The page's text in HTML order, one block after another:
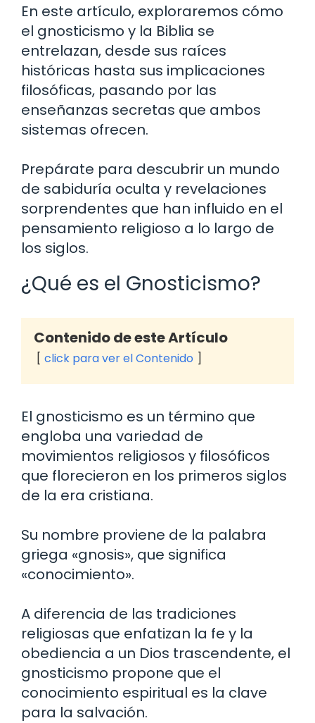
En este artículo, exploraremos cómo
el gnosticismo y la Biblia se
entrelazan, desde sus raíces
históricas hasta sus implicaciones
filosóficas, pasando por las
enseñanzas secretas que ambos
sistemas ofrecen.
Prepárate para descubrir un mundo
de sabiduría oculta y revelaciones
sorprendentes que han influido en el
pensamiento religioso a lo largo de
los siglos.
¿Qué es el Gnosticismo?
Contenido de este Artículo
click para ver el Contenido
El gnosticismo es un término que
engloba una variedad de
movimientos religiosos y filosóficos
que florecieron en los primeros siglos
de la era cristiana.
Su nombre proviene de la palabra
griega «gnosis», que significa
«conocimiento».
A diferencia de las tradiciones
religiosas que enfatizan la fe y la
obediencia a un Dios trascendente, el
gnosticismo propone que el
conocimiento espiritual es la clave
para la salvación.